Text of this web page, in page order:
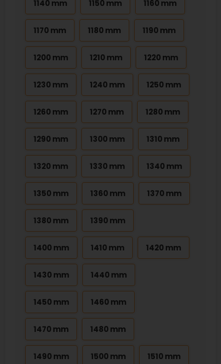
1140 mm 1150 mm 1160 mm
1170 mm 1180 mm 1190 mm
1200 mm 1210 mm 1220 mm
1230 mm 1240 mm 1250 mm
1260 mm 1270 mm 1280 mm
1290 mm 1300 mm 1310 mm
1320 mm 1330 mm 1340 mm
1350 mm 1360 mm 1370 mm
1380 mm 1390 mm
1400 mm 1410 mm 1420 mm
1430 mm 1440 mm
1450 mm 1460 mm
1470 mm 1480 mm
1490 mm 1500 mm 1510 mm